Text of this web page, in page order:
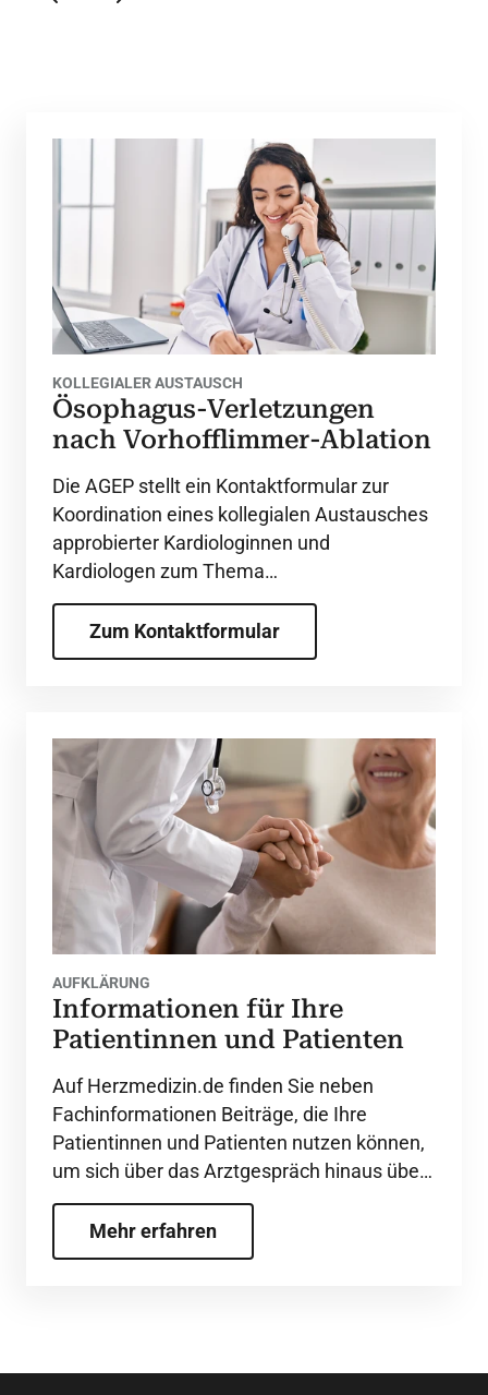
KOLLEGIALER AUSTAUSCH
Ösophagus-Verletzungen
nach Vorhofflimmer-Ablation
Die AGEP stellt ein Kontaktformular zur
Koordination eines kollegialen Austausches
approbierter Kardiologinnen und
Kardiologen zum Thema
Ösophagusverletzungen nach
Vorhofflimmer-Ablation (Fistelhotline) zur
Verfügung.
Zum Kontaktformular
AUFKLÄRUNG
Informationen für Ihre
Patientinnen und Patienten
Auf Herzmedizin.de finden Sie neben
Fachinformationen Beiträge, die Ihre
Patientinnen und Patienten nutzen können,
um sich über das Arztgespräch hinaus über
Krankheitsbilder und deren Ursachen,
Diagnostik und Therapie zu informieren.
Mehr erfahren